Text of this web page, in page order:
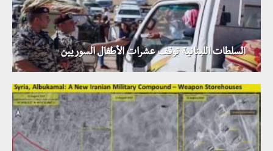
السلطات اللبنانية توقف عشرات الأطفال السوريين